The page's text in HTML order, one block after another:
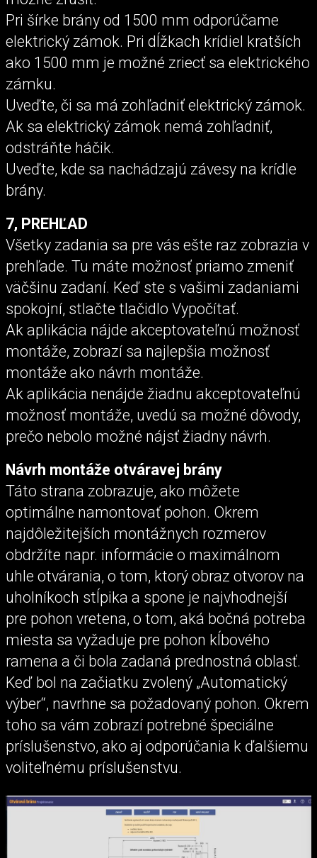
Pri šírke brány od 1500 mm odporúčame
elektrický zámok. Pri dĺžkach krídiel kratších
ako 1500 mm je možné zriecť sa elektrického
zámku.
Uveďte, či sa má zohľadniť elektrický zámok.
Ak sa elektrický zámok nemá zohľadniť,
odstráňte háčik.
Uveďte, kde sa nachádzajú závesy na krídle
brány.
7, PREHĽAD
Všetky zadania sa pre vás ešte raz zobrazia v
prehľade. Tu máte možnosť priamo zmeniť
väčšinu zadaní. Keď ste s vašimi zadaniami
spokojní, stlačte tlačidlo Vypočítať.
Ak aplikácia nájde akceptovateľnú možnosť
montáže, zobrazí sa najlepšia možnosť
montáže ako návrh montáže.
Ak aplikácia nenájde žiadnu akceptovateľnú
možnosť montáže, uvedú sa možné dôvody,
prečo nebolo možné nájsť žiadny návrh.
Návrh montáže otváravej brány
Táto strana zobrazuje, ako môžete
optimálne namontovať pohon. Okrem
najdôležitejších montážnych rozmerov
obdržíte napr. informácie o maximálnom
uhle otvárania, o tom, ktorý obraz otvorov na
uholníkoch stĺpika a spone je najvhodnejší
pre pohon vretena, o tom, aká bočná potreba
miesta sa vyžaduje pre pohon kĺbového
ramena a či bola zadaná prednostná oblasť.
Keď bol na začiatku zvolený „Automatický
výber“, navrhne sa požadovaný pohon. Okrem
toho sa vám zobrazí potrebné špeciálne
príslušenstvo, ako aj odporúčania k ďalšiemu
voliteľnému príslušenstvu.